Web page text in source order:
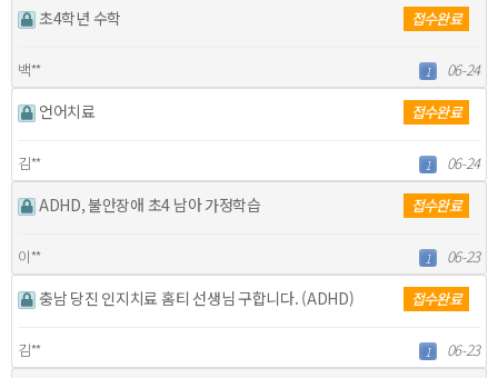
초4학년 수학 접수완료
백** 1 06-24
언어치료 접수완료
김** 1 06-24
ADHD, 불안장애 초4 남아 가정학습 접수완료
이** 1 06-23
충남 당진 인지치료 홈티 선생님 구합니다. (ADHD) 접수완료
김** 1 06-23